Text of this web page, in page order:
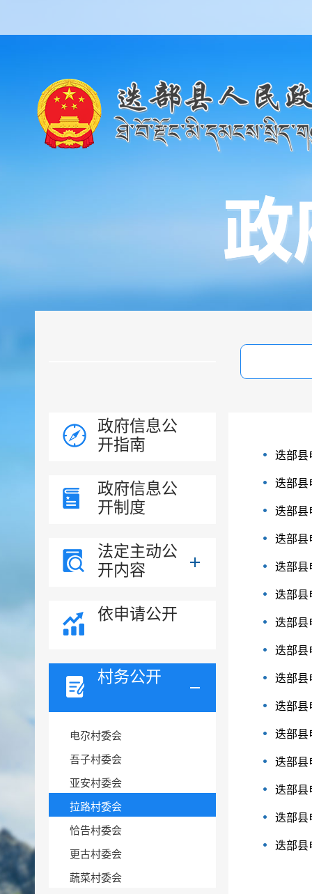
政府信息公
开指南
政府信息公
开制度
法定主动公
开内容
依申请公开
村务公开
电尕村委会
吾子村委会
亚安村委会
拉路村委会
恰告村委会
更古村委会
蔬菜村委会
迭部县
迭部县
迭部县
迭部县
迭部县
迭部县
迭部县
迭部县
迭部县
迭部县
迭部县
迭部县
迭部县
迭部县
迭部县